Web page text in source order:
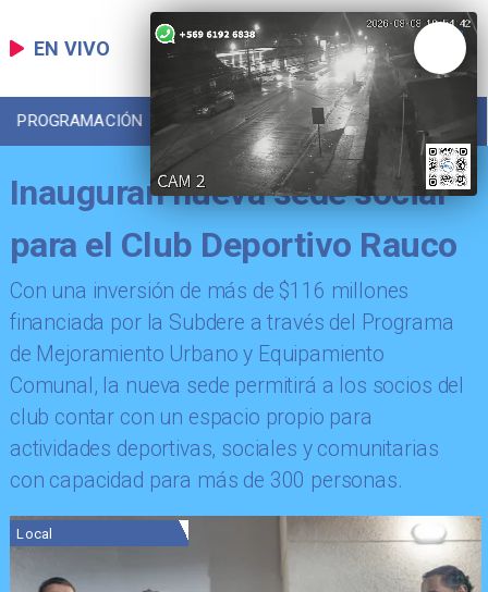
EN VIVO
PROGRAMACIÓN LOCAL DEPORTES
Inauguran nueva sede social
para el Club Deportivo Rauco
​Con una inversión de más de $116 millones
financiada por la Subdere a través del Programa
de Mejoramiento Urbano y Equipamiento
Comunal, la nueva sede permitirá a los socios del
club contar con un espacio propio para
actividades deportivas, sociales y comunitarias
con capacidad para más de 300 personas.
Local